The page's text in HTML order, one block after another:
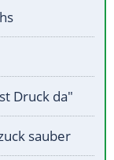
Druck da"
sauber